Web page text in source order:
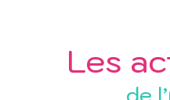
Les
de